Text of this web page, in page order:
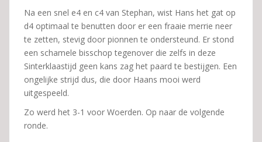
Na een snel e4 en c4 van Stephan, wist Hans het gat op
d4 optimaal te benutten door er een fraaie merrie neer
te zetten, stevig door pionnen te ondersteund. Er stond
een schamele bisschop tegenover die zelfs in deze
Sinterklaastijd geen kans zag het paard te bestijgen. Een
ongelijke strijd dus, die door Haans mooi werd
uitgespeeld.
Zo werd het 3-1 voor Woerden. Op naar de volgende
ronde.